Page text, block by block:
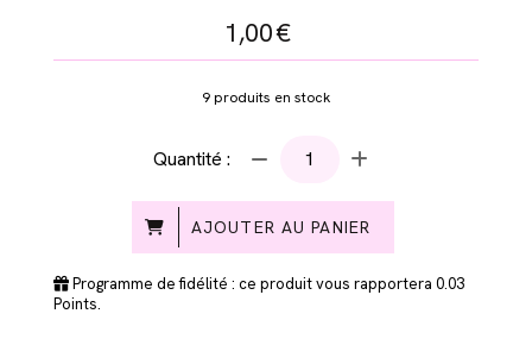
1,00€
9produits en stock
Quantité :
AJOUTER AU PANIER
Programme de fidélité : ce produit vous rapportera 0.03
Points.